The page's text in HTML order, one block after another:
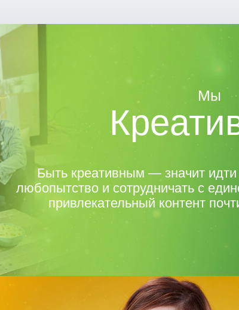
Мы
Быть креативным — значит идти
любопытство и сотрудничать с
привлекательный контент